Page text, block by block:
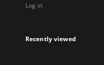
Log in
Recently viewed